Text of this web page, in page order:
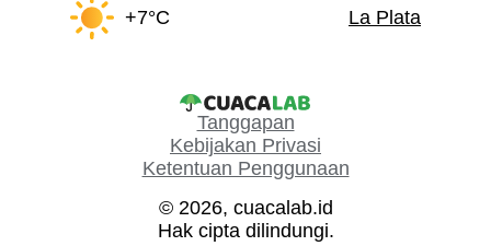
+7°C
La Plata
Tanggapan
Kebijakan Privasi
Ketentuan Penggunaan
© 2026, cuacalab.id
Hak cipta dilindungi.